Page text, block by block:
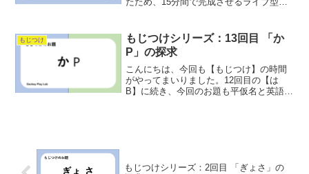
す。【ゐ】の読み方は知っていますが、
現代の単語で使うこと...
もじつけ
もじつけシリーズ：13回目 「か
P」の探求
こんにちは、今回も【もじつけ】の時間
がやってまいりました。12回目の【は
B】に続き、今回のお題も平仮名と英語の
もじつけシリーズ：2回目 「ぎょさ」の